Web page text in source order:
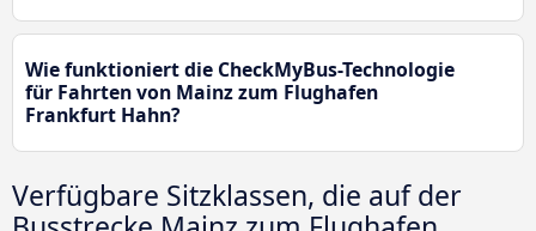
Wie funktioniert die CheckMyBus-Technologie
für Fahrten von Mainz zum Flughafen
Frankfurt Hahn?
Verfügbare Sitzklassen, die auf der